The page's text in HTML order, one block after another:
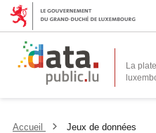
La
Accueil Jeux de données